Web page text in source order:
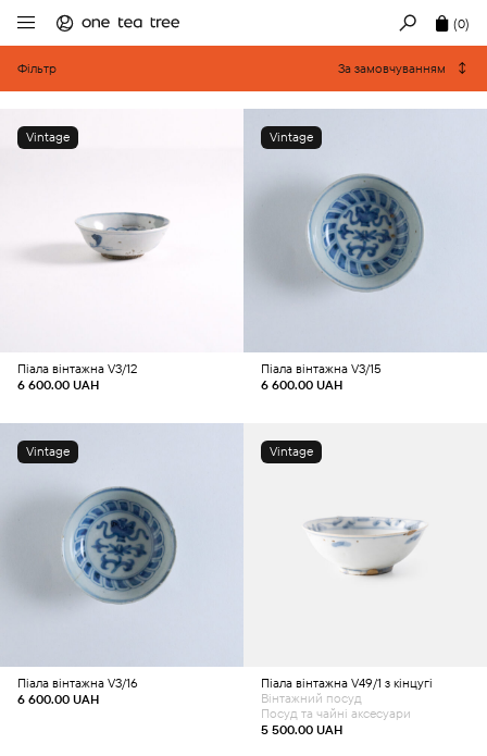
(0)
Фільтр За замовчуванням
Vintage
Додати в кошик
Піала вінтажна V3/12
6 600.00 UAH
Vintage
Додати в кошик
Піала вінтажна V3/15
6 600.00 UAH
Vintage
Додати в кошик
Піала вінтажна V3/16
6 600.00 UAH
Vintage
Додати в кошик
Піала вінтажна V49/1 з кінцугі
5 500.00 UAH
Вінтажний посуд
Посуд та чайні аксесуари